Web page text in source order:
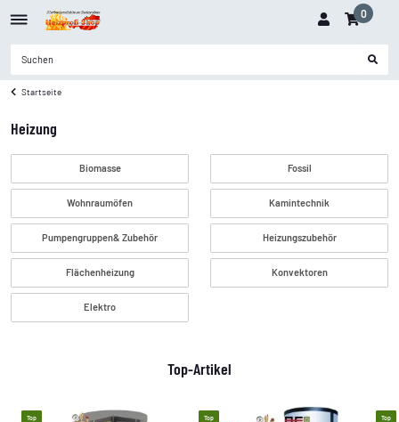
0
Startseite
Heizung
Biomasse Fossil
Wohnraumöfen Kamintechnik
Pumpengruppen& Zubehör Heizungszubehör
Flächenheizung Konvektoren
Elektro
Top-Artikel
Top Top Top